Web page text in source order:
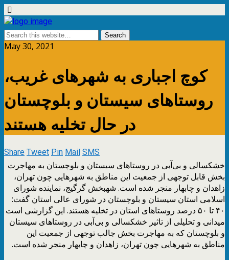
May 30, 2021
کوچ اجباری به شهرهای غریب،
روستاهای سیستان و بلوچستان
در حال تخلیه هستند
ShareTweetPinMailSMS
خشکسالی و بی‌آبی در روستاهای سیستان و بلوچستان به مهاجرت
بخش قابل توجهی از جمعیت این مناطق به شهرهایی چون تهران،
زاهدان و چابهار منجر شده است. شهبخش گرگیج، نماینده شورای
اسلامی استان سیستان و بلوچستان در شورای عالی استان گفت:
۴۰ تا ۵۰ درصد روستاهای استان در تخلیه هستند. این گزارشی است
میدانی و تحلیلی از تاثیر خشکسالی و بی‌آبی در روستاهای سیستان
و بلوچستان که به مهاجرت بخش جالب توجهی از جمعیت این
مناطق به شهرهایی چون تهران، زاهدان و چابهار منجر شده است.